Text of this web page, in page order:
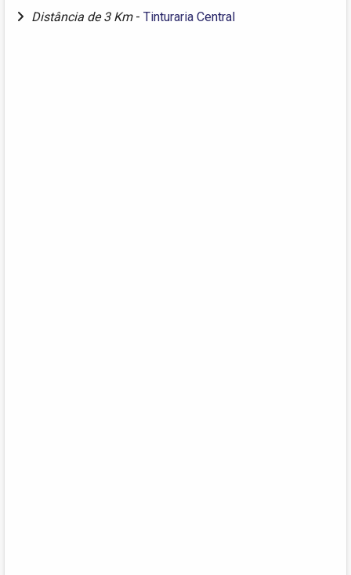
Distância de 3 Km - Tinturaria Central